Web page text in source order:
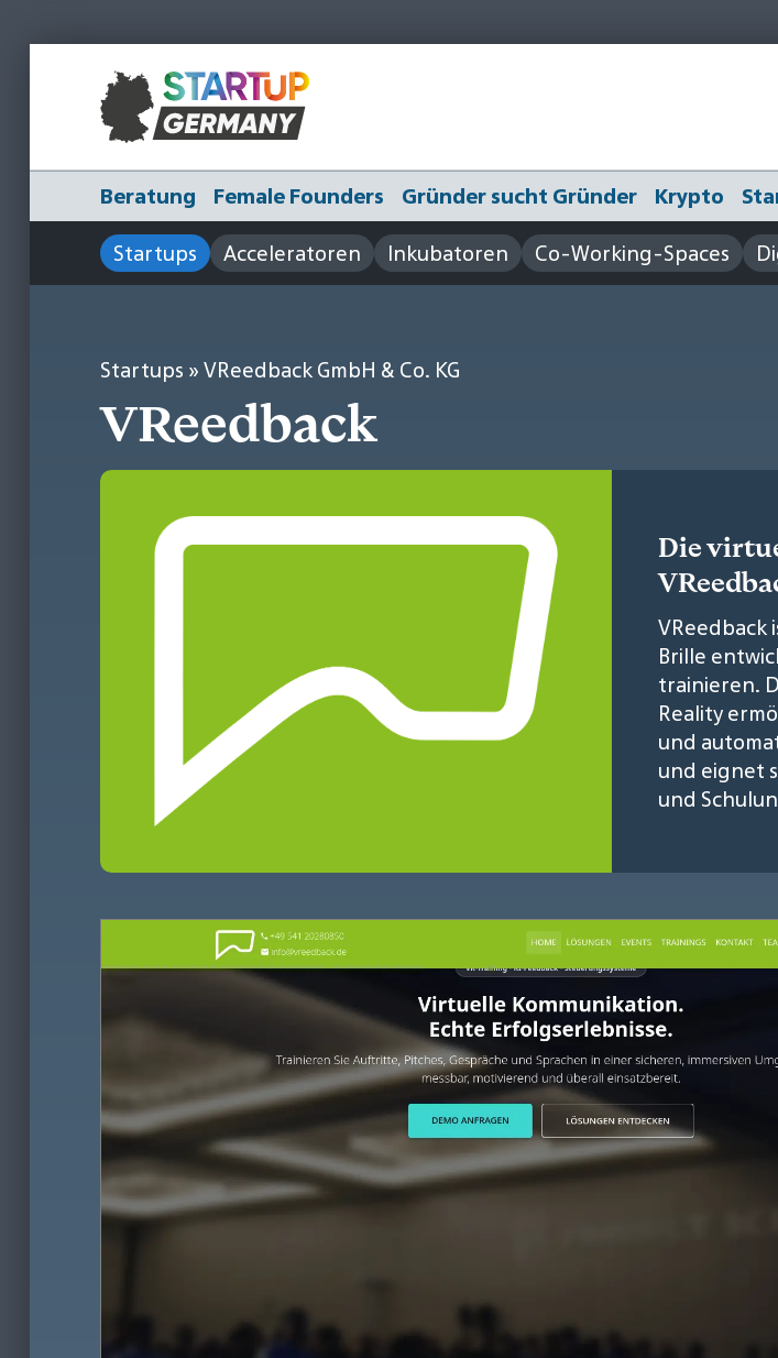
Beratung Female Founders Gründer sucht Gründer Krypto
Startups
Acceleratoren Inkubatoren Co-Working-Spaces
Startups » VReedback GmbH & Co. KG
VReedback
Die
VReedback
Brille
trainieren.
Reality
und
und eignet
und